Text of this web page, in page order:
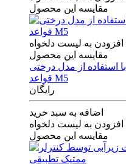
مقایسه این محصول
افزودن به لیست دلخواه
مقایسه این محصول
استفاده از مدل درختی
قواعد M5
رایگان
اضافه به سبد خرید
افزودن به لیست دلخواه
مقایسه این محصول